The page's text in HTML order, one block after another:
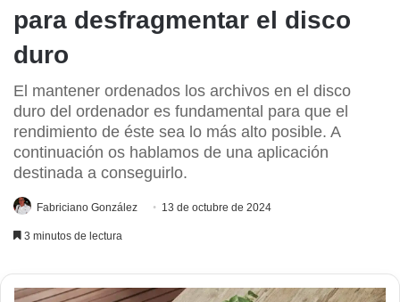
para desfragmentar el disco
duro
El mantener ordenados los archivos en el disco
duro del ordenador es fundamental para que el
rendimiento de éste sea lo más alto posible. A
continuación os hablamos de una aplicación
destinada a conseguirlo.
Fabriciano González 13 de octubre de 2024
3 minutos de lectura